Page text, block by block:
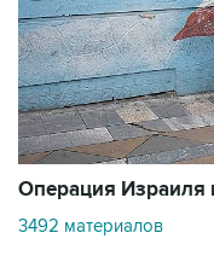
Операция
3492 материалов